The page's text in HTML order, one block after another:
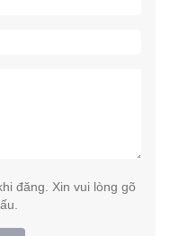
đăng. Xin vui lòng gõ